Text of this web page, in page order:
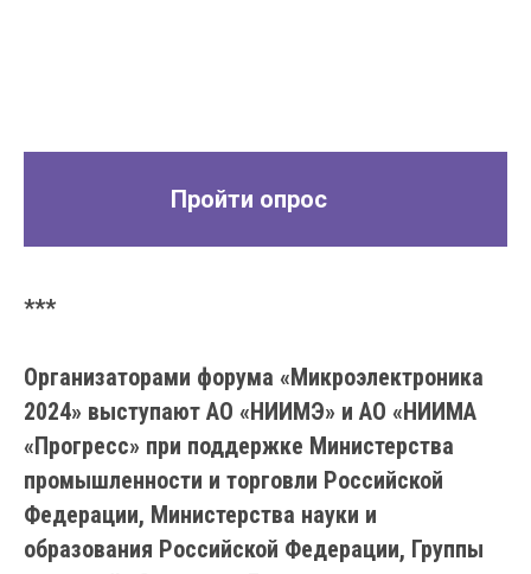
Пройти опрос
***
Организаторами форума «Микроэлектроника
2024» выступают АО «НИИМЭ» и АО «НИИМА
«Прогресс» при поддержке Министерства
промышленности и торговли Российской
Федерации, Министерства науки и
образования Российской Федерации, Группы